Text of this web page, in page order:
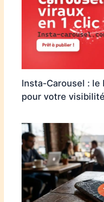
Insta-Carousel :
pour votre visibilité